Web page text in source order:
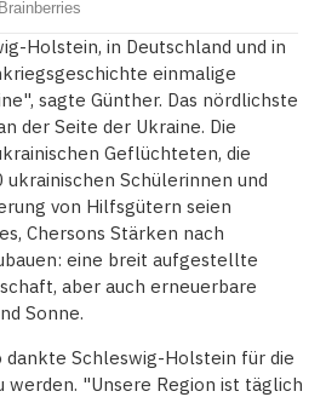
Holstein, in Deutschland und in
einmalige
sagte Günther. Das nördlichste
der Seite der Ukraine. Die
Geflüchteten, die
Schülerinnen und
von Hilfsgütern seien
Chersons Stärken nach
eine breit aufgestellte
aber auch erneuerbare
Sonne.
dankte Schleswig-Holstein für die
"Unsere Region ist täglich